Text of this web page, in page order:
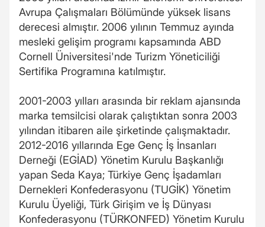
Avrupa Çalışmaları Bölümünde yüksek lisans
derecesi almıştır. 2006 yılının Temmuz ayında
mesleki gelişim programı kapsamında ABD
Cornell Üniversitesi'nde Turizm Yöneticiliği
Sertifika Programına katılmıştır.
2001-2003 yılları arasında bir reklam ajansında
marka temsilcisi olarak çalıştıktan sonra 2003
yılından itibaren aile şirketinde çalışmaktadır.
2012-2016 yıllarında Ege Genç İş İnsanları
Derneği (EGİAD) Yönetim Kurulu Başkanlığı
yapan Seda Kaya; Türkiye Genç İşadamları
Dernekleri Konfederasyonu (TUGİK) Yönetim
Kurulu Üyeliği, Türk Girişim ve İş Dünyası
Konfederasyonu (TÜRKONFED) Yönetim Kurulu